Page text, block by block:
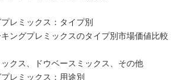
レミックス：タイプ別
ングプレミックスのタイプ別市場価値比較
クス、ドウベースミックス、その他
レミックス：用途別